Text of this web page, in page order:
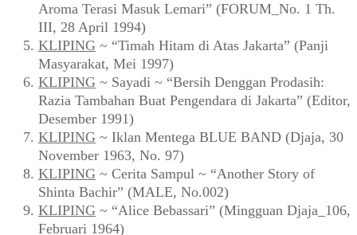
Aroma Terasi Masuk Lemari” (FORUM_No. 1 Th.
III, 28 April 1994)
KLIPING ~ “Timah Hitam di Atas Jakarta” (Panji
Masyarakat, Mei 1997)
KLIPING ~ Sayadi ~ “Bersih Denggan Prodasih:
Razia Tambahan Buat Pengendara di Jakarta” (Editor,
Desember 1991)
KLIPING ~ Iklan Mentega BLUE BAND (Djaja, 30
November 1963, No. 97)
KLIPING ~ Cerita Sampul ~ “Another Story of
Shinta Bachir” (MALE, No.002)
KLIPING ~ “Alice Bebassari” (Mingguan Djaja_106,
Februari 1964)